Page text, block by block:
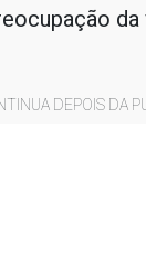
DEPOIS DA